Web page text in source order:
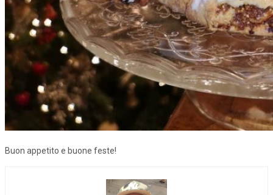
Buon appetito e buone feste!